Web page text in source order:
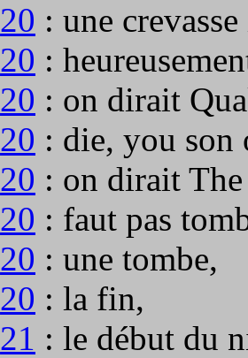
20 : une
20 :
20 : on dirait
20 : die, you
20 : on dirait
20 : faut pas
20 : une tombe,
20 : la fin,
21 : le début du